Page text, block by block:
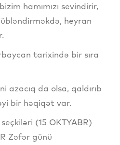
hamımızı sevindirir,
heyran
tarixində bir sıra
azacıq da olsa, qaldırıb
bir həqiqət var.
(15 OKTYABR)
Zəfər günü